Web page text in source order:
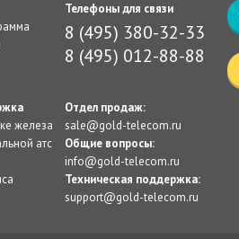
железа
атс
Телефоны для связи
8 (495) 380-32-33
8 (495) 012-88-88
Отдел продаж:
sale@gold-telecom.ru
Общие вопросы:
info@gold-telecom.ru
Техническая поддержка:
support@gold-telecom.ru